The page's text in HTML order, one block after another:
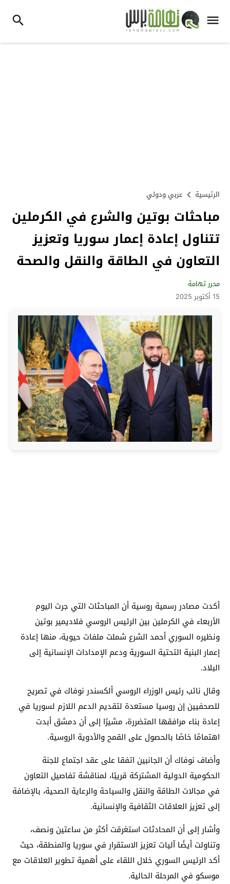
الرئيسية عربي ودولي
مباحثات بوتين والشرع في الكرملين
تتناول إعادة إعمار سوريا وتعزيز
التعاون في الطاقة والنقل والصحة
محرر تهامة
15 أكتوبر 2025
أكدت مصادر رسمية روسية أن المباحثات التي جرت اليوم
الأربعاء في الكرملين بين الرئيس الروسي فلاديمير بوتين
ونظيره السوري أحمد الشرع شملت ملفات حيوية، منها إعادة
إعمار البنية التحتية السورية ودعم الإمدادات الإنسانية إلى
البلاد.
وقال نائب رئيس الوزراء الروسي ألكسندر نوفاك في تصريح
للصحفيين إن روسيا مستعدة لتقديم الدعم اللازم لسوريا في
إعادة بناء مرافقها المتضررة، مشيرًا إلى أن دمشق أبدت
اهتمامًا خاصًا بالحصول على القمح والأدوية الروسية.
وأضاف نوفاك أن الجانبين اتفقا على عقد اجتماع للجنة
الحكومية الدولية المشتركة قريبًا، لمناقشة تفاصيل التعاون
في مجالات الطاقة والنقل والسياحة والرعاية الصحية، بالإضافة
إلى تعزيز العلاقات الثقافية والإنسانية.
وأشار إلى أن المحادثات استغرقت أكثر من ساعتين ونصف،
وتناولت أيضًا آليات تعزيز الاستقرار في سوريا والمنطقة، حيث
أكد الرئيس السوري خلال اللقاء على أهمية تطوير العلاقات مع
موسكو في المرحلة الحالية.